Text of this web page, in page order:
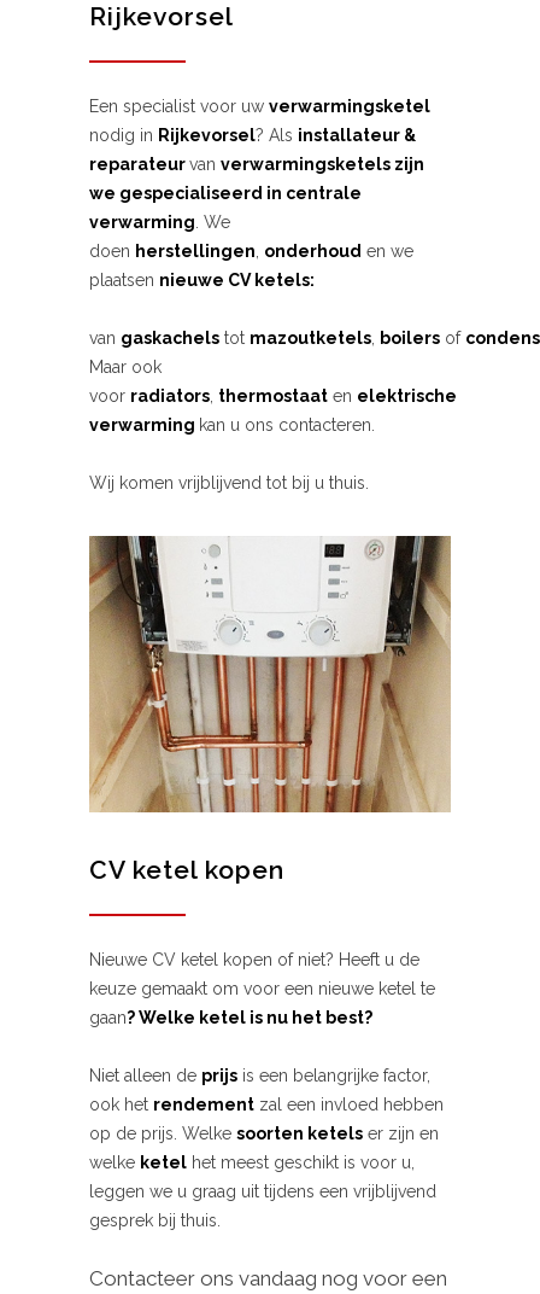
Rijkevorsel
Een specialist voor uw verwarmingsketel
nodig in Rijkevorsel? Als installateur &
reparateurvan verwarmingsketels zijn
we gespecialiseerd in centrale
verwarming . We
doen herstellingen onderhoud en we
plaatsen nieuwe CV ketels:
van gaskachels tot mazoutketels boilers of
Maar ook
voor radiators thermostaat en elektrische
verwarming kan u ons contacteren.
Wij komen vrijblijvend tot bij u thuis.
CV ketel kopen
Nieuwe CV ketel kopen of niet? Heeft u de
keuze gemaakt om voor een nieuwe ketel te
gaan? Welke ketel is nu het best?
Niet alleen de prijs is een belangrijke factor,
ook het rendement zal een invloed hebben
op de prijs. Welke soorten ketels er zijn en
welke ketel het meest geschikt is voor u,
leggen we u graag uit tijdens een vrijblijvend
gesprek bij thuis.
Contacteer ons vandaag nog voor een